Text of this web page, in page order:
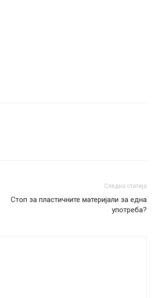
Следна статија
Стоп за пластичните материјали за една
употреба?